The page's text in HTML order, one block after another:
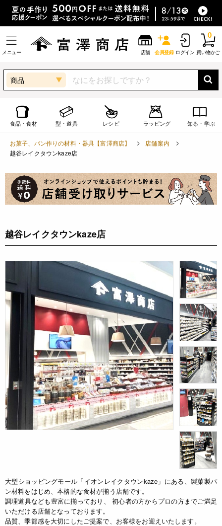
メニュー 店舗 会員登録 ログイン 買い物かご
0
商品
食品・食材 型・道具 レシピ ラッピング 知る・学ぶ
お菓子、パン作りの材料・器具【富澤商店】
店舗案内
越谷レイクタウンkaze店
越谷レイクタウンkaze店
大型ショッピングモール「イオンレイクタウンkaze」にある、製菓製パ
ン材料をはじめ、本格的な食材が揃う店舗です。
調理道具なども豊富に揃っており、 初心者の方からプロの方までご満足
いただける店舗となっております。
品質、季節感を大切にしたご提案で、お客様をお迎えいたします。